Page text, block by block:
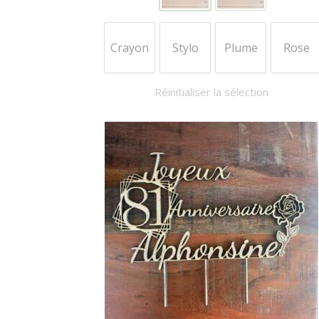
Crayon Stylo Plume Rose
Réinitialiser la sélection